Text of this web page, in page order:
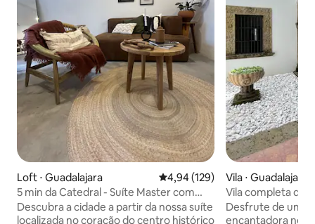
Loft ⋅ Guadalajara 4,94 de uma avaliação média de
4,94 (129)
5 min da Catedral - Suíte Master com
cozinha completa privativa
Descubra a cidade a partir da nossa suíte
localizada no coração do centro histórico
Vila ⋅ Guadalajara
Vila completa do
histórico
Desfrute de uma
encantadora